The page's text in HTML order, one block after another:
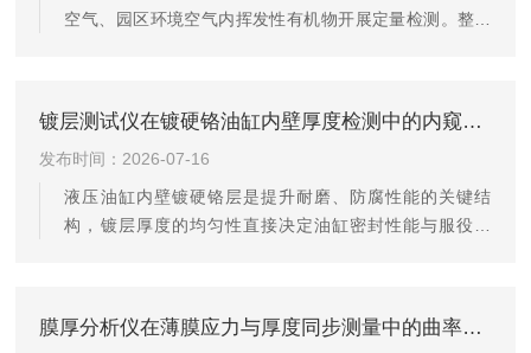
空气、园区环境空气内挥发性有机物开展定量检测。整套
异明显，企业可依据排放标准、工况条件、监管要求选
型。二、主流核心检测技术分类解析1.气相色谱-氢火焰离
子化法（GC-FID）检测原理：样品气体经色谱柱组分分离
后，进入氢火焰离子化检测器；有机物在氢气火焰中电离
镀层测试仪在镀硬铬油缸内壁厚度检测中的内窥镜探头集成技术
发布时间：2026-07-16
液压油缸内壁镀硬铬层是提升耐磨、防腐性能的关键结
构，镀层厚度的均匀性直接决定油缸密封性能与服役寿
大、内壁封闭、表面曲面凹陷、工况油污残留等特点，传
膜厚分析仪在薄膜应力与厚度同步测量中的曲率半径法应用